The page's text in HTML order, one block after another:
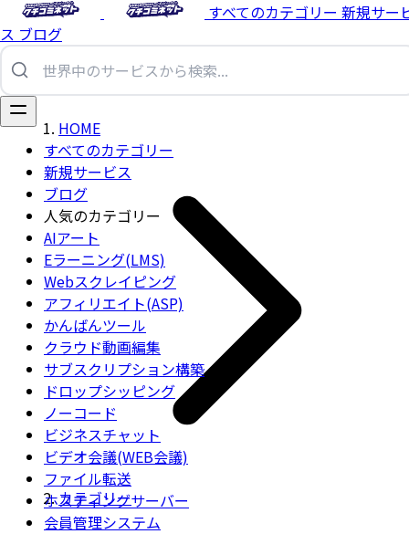
すべてのカテゴリー 新規サー
ス ブログ
すべてのカテゴリー
新規サービス
ブログ
人気のカテゴリー
AIアート
Eラーニング(LMS)
Webスクレイピング
アフィリエイト(ASP)
かんばんツール
クラウド動画編集
サブスクリプション構築
ドロップシッピング
ノーコード
ビジネスチャット
ビデオ会議(WEB会議)
ファイル転送
ホスティングサーバー
会員管理システム
HOME
カテゴリー